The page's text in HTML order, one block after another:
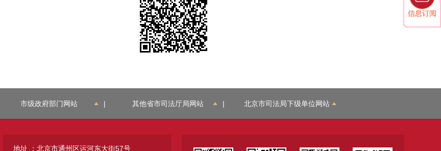
信息订阅
信息订阅
市级政府部门网站 | 其他省市司法厅局网站 | 北京市司法局下级单位网站
地址 ：北京市通州区运河东大街57号